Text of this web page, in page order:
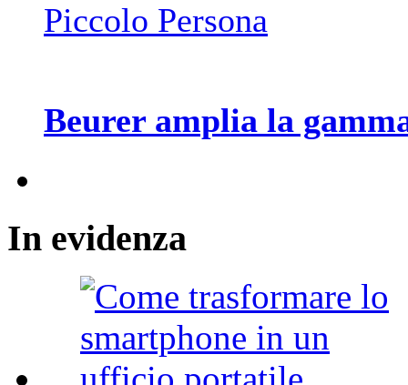
Piccolo Persona
Beurer amplia la
In evidenza